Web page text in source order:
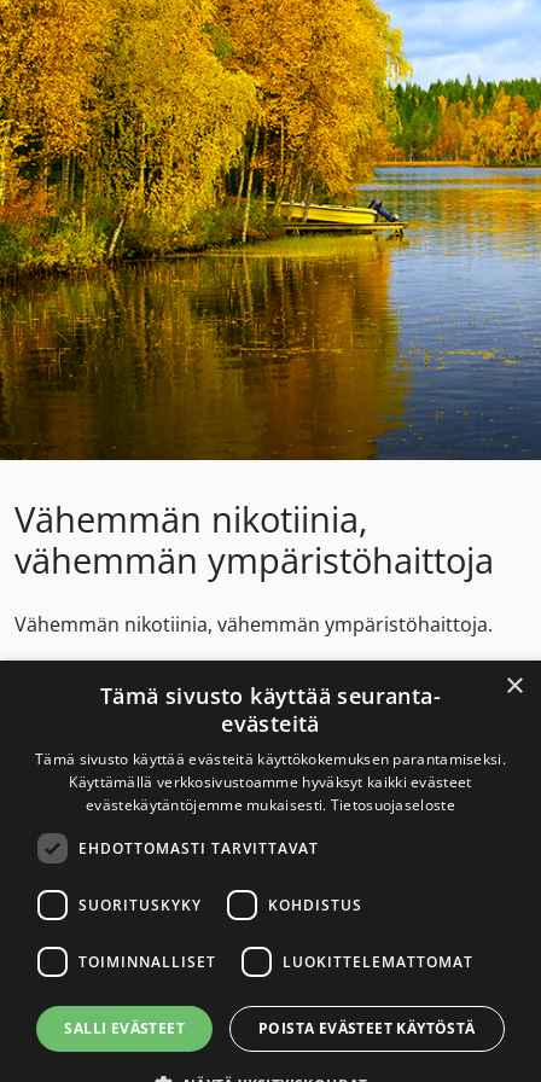
Vähemmän nikotiinia,
vähemmän ympäristöhaittoja
Vähemmän nikotiinia, vähemmän ympäristöhaittoja.
Suojele luontoa ehkäisemällä aloittamista ja tukemalla
lopettamista.
Savuton Suomi 2030
tavoitteena on tupakaton ja nikotiiniton Suomi.
Yhteystiedot
×
Tämä sivusto käyttää seuranta-
evästeitä
Tämä sivusto käyttää evästeitä käyttökokemuksen parantamiseksi.
Käyttämällä verkkosivustoamme hyväksyt kaikki evästeet
evästekäytäntöjemme mukaisesti. Tietosuojaseloste
EHDOTTOMASTI TARVITTAVAT
SUORITUSKYKY KOHDISTUS
TOIMINNALLISET LUOKITTELEMATTOMAT
SALLI EVÄSTEET POISTA EVÄSTEET KÄYTÖSTÄ